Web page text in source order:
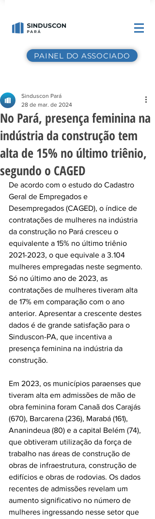
PAINEL DO ASSOCIADO
No Pará, presença feminina na
indústria da construção tem
alta de 15% no último triênio,
segundo o CAGED
Sinduscon Pará
28 de mar. de 2024
De acordo com o estudo do Cadastro
Geral de Empregados e
Desempregados (CAGED), o índice de
contratações de mulheres na indústria
da construção no Pará cresceu o
equivalente a 15% no último triênio
2021-2023, o que equivale a 3.104
mulheres empregadas neste segmento.
Só no último ano de 2023, as
contratações de mulheres tiveram alta
de 17% em comparação com o ano
anterior. Apresentar a crescente destes
dados é de grande satisfação para o
Sinduscon-PA, que incentiva a
presença feminina na indústria da
construção.
Em 2023, os municípios paraenses que
tiveram alta em admissões de mão de
obra feminina foram Canaã dos Carajás
(670), Barcarena (236), Marabá (161),
Ananindeua (80) e a capital Belém (74),
que obtiveram utilização da força de
trabalho nas áreas de construção de
obras de infraestrutura, construção de
edifícios e obras de rodovias. Os dados
recentes de admissões revelam um
aumento significativo no número de
mulheres ingressando nesse setor que